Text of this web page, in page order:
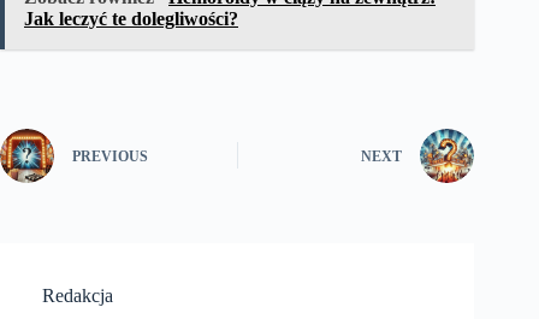
Jak leczyć te dolegliwości?
PREVIOUS NEXT
Redakcja